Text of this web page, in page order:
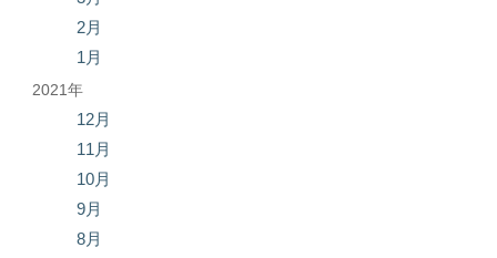
2月
1月
2021年
12月
11月
10月
9月
8月